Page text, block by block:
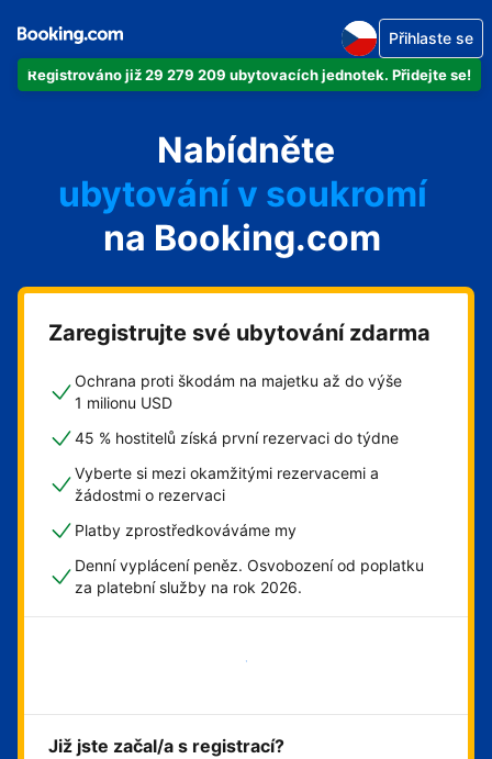
Registrováno již 29 279 209 ubytovacích jednotek. Přidejte se!
Přihlaste se
Nabídněte
svůj byt
svůj hotel
ubytování v soukromí
svůj penzion
svou chatu
na Booking.com
Zaregistrujte své ubytování zdarma
Ochrana proti škodám na majetku až do výše
1 milionu USD
45 % hostitelů získá první rezervaci do týdne
Vyberte si mezi okamžitými rezervacemi a
žádostmi o rezervaci
Platby zprostředkováváme my
Denní vyplácení peněz. Osvobození od poplatku
za platební služby na rok 2026.
Začít hned
Již jste začal/a s registrací?